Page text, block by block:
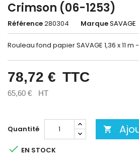
Crimson (06-1253)
Référence280304 MarqueSAVAGE
Rouleau fond papier SAVAGE 1,36 x 11 m -
78,72 € TTC
65,60 € HT
Quantité 
 EN STOCK